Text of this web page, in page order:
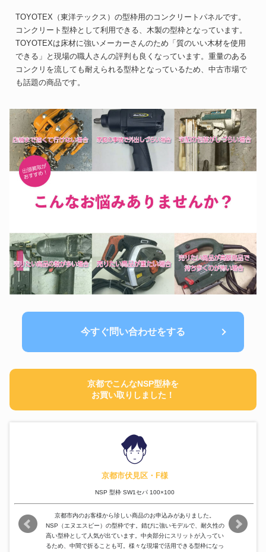
TOYOTEX（東洋テックス）の型枠用のコンクリートパネルです。
コンクリート型枠として利用できる、木製の型枠となっています。
TOYOTEXは床材に強いメーカーさんのため「質のいい木材を使用
できる」と現場の職人さんの評判も良くなっています。重量のある
コンクリを流しても耐えられる型枠となっているため、中古市場で
も話題の商品です。
今すぐ問い合わせをする
京都でこんなNSP型枠を
お買い取りしました！
京都市伏見区・F様
NSP 型枠 SW1セパ 100×100
京都市内のお客様から珍しい商品のお申込みがありました。
NSP（エヌエスピー）の型枠です。錆びに強いモデルで、耐久性の
高い型枠として人気が出ています。中央部分にスリットが入ってい
るため、中間で折ることも可。様々な現場で活用できる型枠になっ